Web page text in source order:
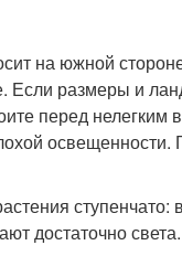
на южной
размеры и
перед нелегким
достаточно света.